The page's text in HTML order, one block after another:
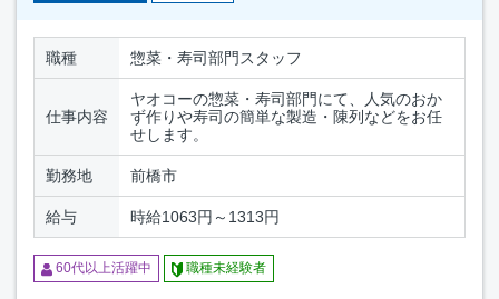
職種 惣菜・寿司部門スタッフ
仕事内容
ヤオコーの惣菜・寿司部門にて、人気のおか
ず作りや寿司の簡単な製造・陳列などをお任
せします。
勤務地 前橋市
給与 時給1063円～1313円
60代以上活躍中 職種未経験者